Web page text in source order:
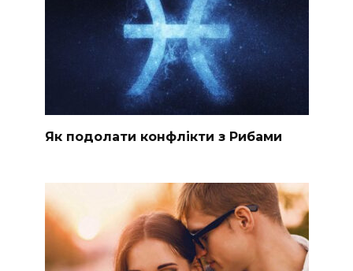
Як подолати конфлікти з Рибами